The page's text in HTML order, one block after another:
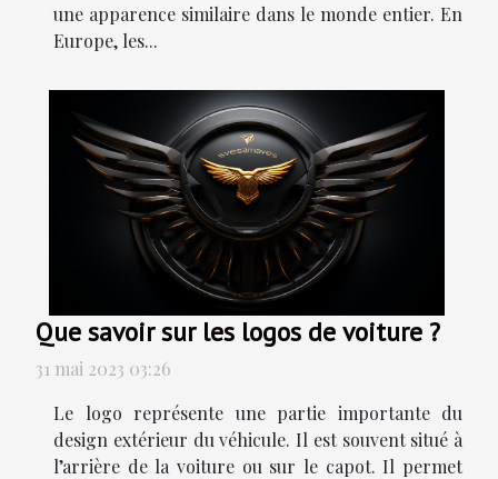
une apparence similaire dans le monde entier. En
Europe, les...
Que savoir sur les logos de voiture ?
31 mai 2023 03:26
Le logo représente une partie importante du
design extérieur du véhicule. Il est souvent situé à
l’arrière de la voiture ou sur le capot. Il permet